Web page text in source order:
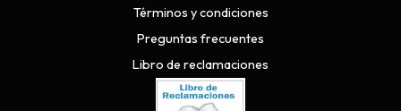
Términos y condiciones
Preguntas frecuentes
Libro de reclamaciones